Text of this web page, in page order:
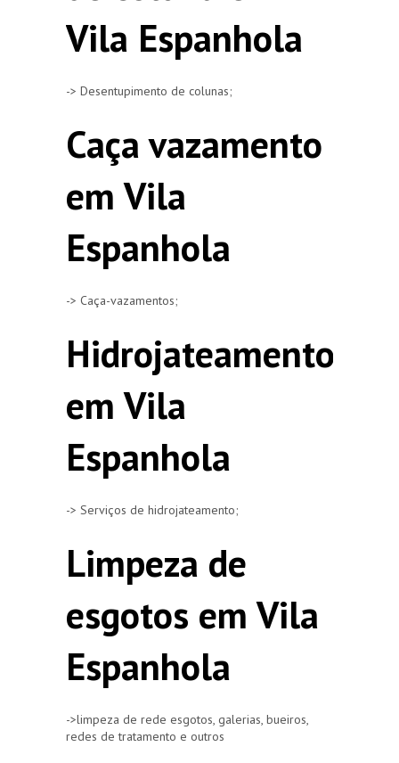
Vila Espanhola
-> Desentupimento de colunas;
Caça vazamento
em Vila
Espanhola
-> Caça-vazamentos;
Hidrojateamento
em Vila
Espanhola
-> Serviços de hidrojateamento;
Limpeza de
esgotos em Vila
Espanhola
->limpeza de rede esgotos, galerias, bueiros,
redes de tratamento e outros